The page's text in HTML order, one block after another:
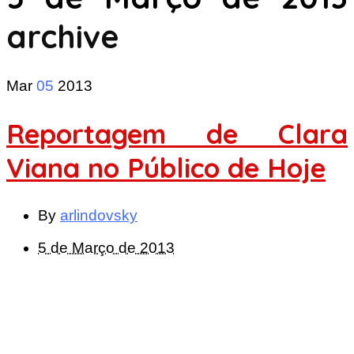
archive
Mar 05 2013
Reportagem de Clara
Viana no Público de Hoje
By arlindovsky
5 de Março de 2013